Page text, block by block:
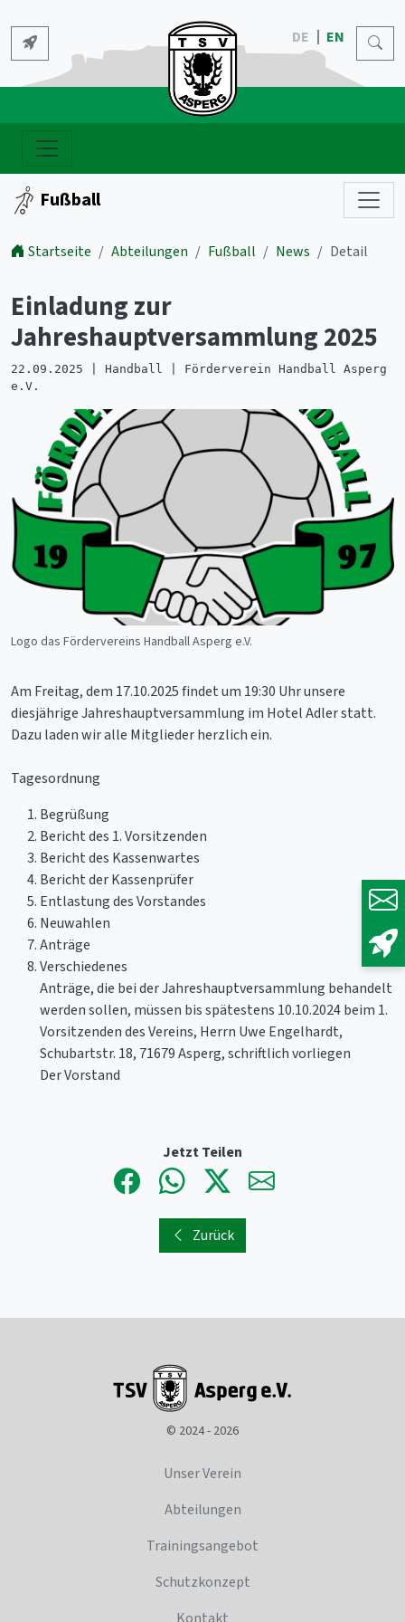
DE EN
Fußball
Startseite Abteilungen Fußball News Detail
Einladung zur
Jahreshauptversammlung 2025
22.09.2025 | Handball | Förderverein Handball Asperg
e.V.
Logo das Fördervereins Handball Asperg e.V.
Am Freitag, dem 17.10.2025 findet um 19:30 Uhr unsere
diesjährige Jahreshauptversammlung im Hotel Adler statt.
Dazu laden wir alle Mitglieder herzlich ein.
Tagesordnung
Begrüßung
Bericht des 1. Vorsitzenden
Bericht des Kassenwartes
Bericht der Kassenprüfer
Entlastung des Vorstandes
Neuwahlen
Anträge
Verschiedenes
Anträge, die bei der Jahreshauptversammlung behandelt
werden sollen, müssen bis spätestens 10.10.2024 beim 1.
Vorsitzenden des Vereins, Herrn Uwe Engelhardt,
Schubartstr. 18, 71679 Asperg, schriftlich vorliegen
Der Vorstand
Jetzt Teilen
Zurück
© 2024 - 2026
Unser Verein
Abteilungen
Trainingsangebot
Schutzkonzept